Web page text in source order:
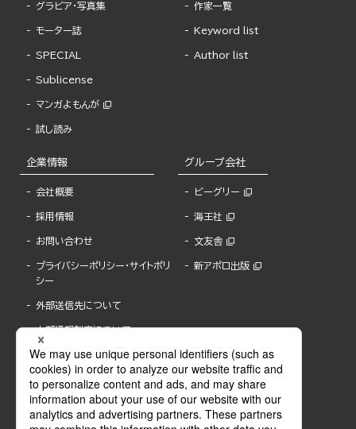
グラビア・写真集
モーター誌
SPECIAL
Sublicense
マンガよもんが
試し読み
作家一覧
Keyword list
Author list
企業情報
会社概要
採用情報
お問い合わせ
プライバシーポリシー・サイトポリ
シー
外部送信先について
内部通報制度について
グループ会社
ビーグリー
海王社
文友舎
新アポロ出版